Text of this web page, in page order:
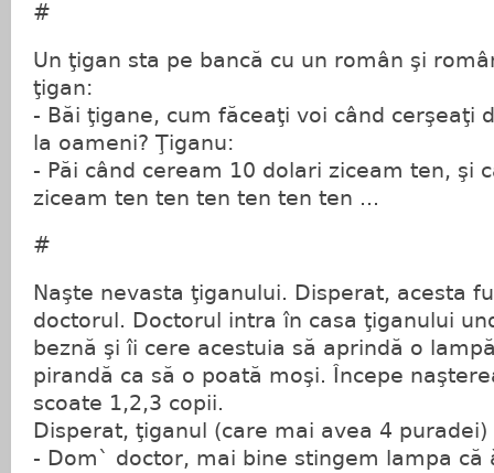
#
Un ţigan sta pe bancă cu un român şi
ţigan:
- Băi ţigane, cum făceaţi voi când cerşeaţi
la oameni? Ţiganu:
- Păi când ceream 10 dolari ziceam ten, şi
ziceam ten ten ten ten ten ten ...
#
Naşte nevasta ţiganului. Disperat, acesta
doctorul. Doctorul intra în casa ţiganului
beznă şi îi cere acestuia să aprindă o
pirandă ca să o poată moşi. Începe
scoate 1,2,3 copii.
Disperat, ţiganul (care mai avea 4 puradei)
- Dom` doctor, mai bine stingem lampa că